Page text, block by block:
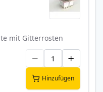
mit Gitterrosten
Hinzufügen